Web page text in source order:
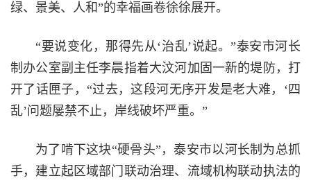
绿、景美、人和”的幸福画卷徐徐展开。
“要说变化，那得先从‘治乱’说起。”泰安市河长
制办公室副主任李晨指着大汶河加固一新的堤防，打
开了话匣子，“过去，这段河无序开发是老大难，‘四
乱’问题屡禁不止，岸线破坏严重。”
为了啃下这块“硬骨头”，泰安市以河长制为总抓
手，建立起区域部门联动治理、流域机构联动执法的